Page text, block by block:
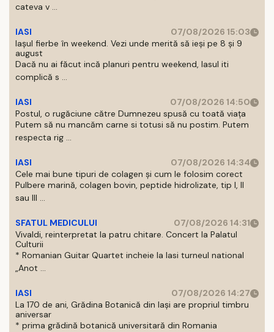
cateva v ...
IASI
07/08/2026 15:03
Iașul fierbe în weekend. Vezi unde merită să ieși pe 8 și 9
august
Dacă nu ai făcut incă planuri pentru weekend, Iasul iti
complică s ...
IASI
07/08/2026 14:50
Postul, o rugăciune către Dumnezeu spusă cu toată viața
Putem să nu mancăm carne si totusi să nu postim. Putem
respecta rig ...
IASI
07/08/2026 14:34
Cele mai bune tipuri de colagen și cum le folosim corect
Pulbere marină, colagen bovin, peptide hidrolizate, tip I, II
sau III ...
SFATUL MEDICULUI
07/08/2026 14:31
Vivaldi, reinterpretat la patru chitare. Concert la Palatul
Culturii
* Romanian Guitar Quartet incheie la Iasi turneul national
„Anot ...
IASI
07/08/2026 14:27
La 170 de ani, Grădina Botanică din Iași are propriul timbru
aniversar
* prima grădină botanică universitară din Romania